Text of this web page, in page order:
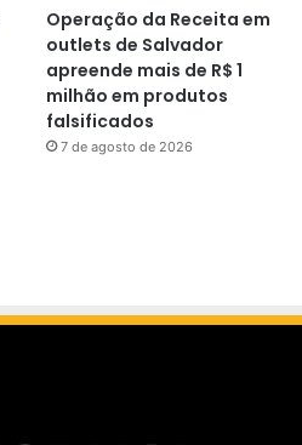
Operação da Receita em
outlets de Salvador
apreende mais de R$ 1
milhão em produtos
falsificados
7 de agosto de 2026